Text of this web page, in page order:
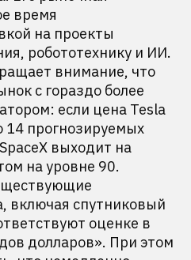
время
на проекты
робототехнику и ИИ.
внимание, что
с гораздо более
если цена Tesla
14 прогнозируемых
выходит на
на уровне 90.
включая спутниковый
оценке в
долларов». При этом